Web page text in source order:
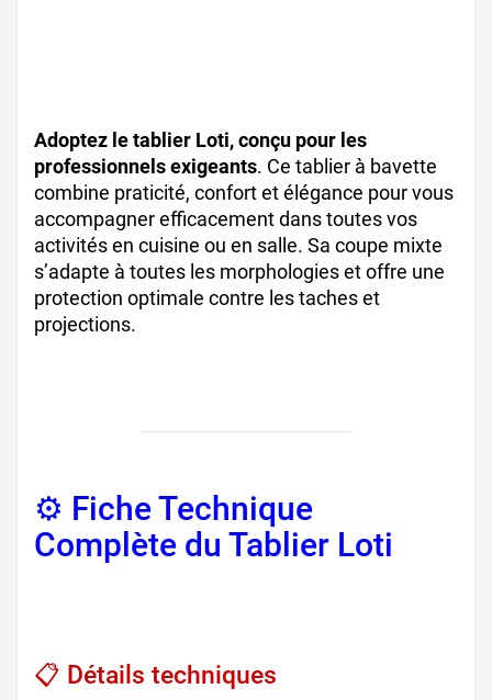
Adoptez le tablier Loti, conçu pour les
professionnels exigeants. Ce tablier à bavette
combine praticité, confort et élégance pour vous
accompagner efficacement dans toutes vos
activités en cuisine ou en salle. Sa coupe mixte
s’adapte à toutes les morphologies et offre une
protection optimale contre les taches et
projections.
⚙️ Fiche Technique
Complète du Tablier Loti
📋 Détails techniques